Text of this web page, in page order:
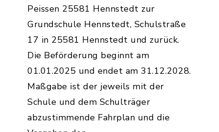
Peissen 25581 Hennstedt zur
Grundschule Hennstedt, Schulstraße
17 in 25581 Hennstedt und zurück.
Die Beförderung beginnt am
01.01.2025 und endet am 31.12.2028.
Maßgabe ist der jeweils mit der
Schule und dem Schulträger
abzustimmende Fahrplan und die